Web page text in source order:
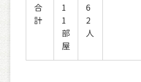
合
計
1
1
部
屋
6
2
人